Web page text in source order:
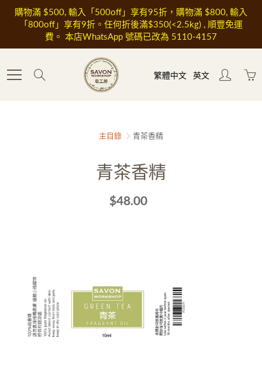
Skip
Content
購物滿 $500, 輸入「500off」享有95折，購物滿 $800, 輸入
「800off」享有9折。任何折後滿$350(<2.5kg) , 順豐免運
費。 本店WhatsApp 號碼已改為 5110-4157
繁體中文 英文
主目錄 青茶香精
青茶香精
$48.00